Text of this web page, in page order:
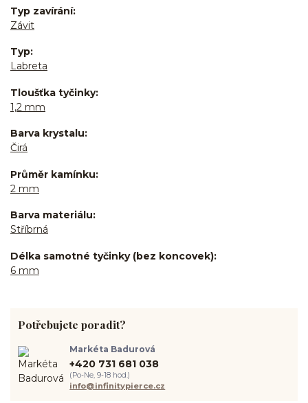
Typ zavírání
Závit
Typ
Labreta
Tloušťka tyčinky
1,2 mm
Barva krystalu
Čirá
Průměr kamínku
2 mm
Barva materiálu
Stříbrná
Délka samotné tyčinky (bez koncovek)
6 mm
Potřebujete poradit?
Markéta Badurová
+420 731 681 038
(Po-Ne, 9-18 hod.)
info@infinitypierce.cz